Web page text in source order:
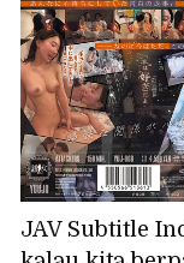
JAV Subtitle